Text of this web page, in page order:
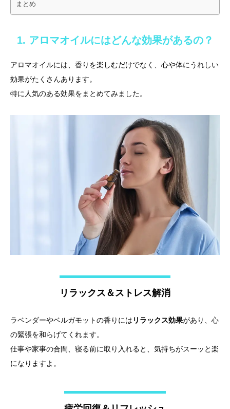
まとめ
1. アロマオイルにはどんな効果があるの？
アロマオイルには、香りを楽しむだけでなく、心や体にうれしい
効果がたくさんあります。
特に人気のある効果をまとめてみました。
リラックス＆ストレス解消
ラベンダーやベルガモットの香りには リラックス効果があり、心
の緊張を和らげてくれます。
仕事や家事の合間、寝る前に取り入れると、気持ちがスーッと楽
になりますよ。